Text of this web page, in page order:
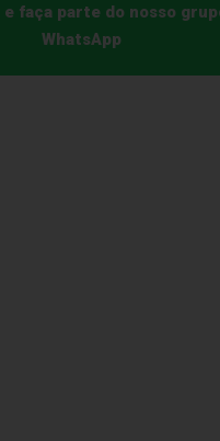
e faça parte do nosso
WhatsApp